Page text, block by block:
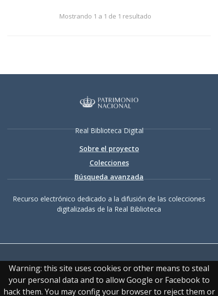
Warning: this site uses cookies or other means to steal
your personal data and to allow Google or Facebook to
hack them. You may config your browser to reject them or
Mostrando 1 a 1 de 1 resultado
Real Biblioteca Digital
Sobre el proyecto
Colecciones
Búsqueda avanzada
Recurso electrónico dedicado a la difusión de las colecciones
digitalizadas de la Real Biblioteca